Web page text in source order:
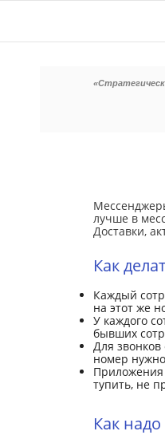
лучше в
Доставки,
Как
Каждый
на этот же
У каждого
бывших
Для
номер
Приложения
тупить, не
Как надо